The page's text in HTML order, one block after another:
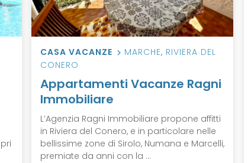
CASA VACANZE MARCHE, RIVIERA DEL
CONERO
Appartamenti Vacanze Ragni
Immobiliare
L’Agenzia Ragni Immobiliare propone affitti
in Riviera del Conero, e in particolare nelle
bellissime zone di Sirolo, Numana e Marcelli,
premiate da anni con la ...